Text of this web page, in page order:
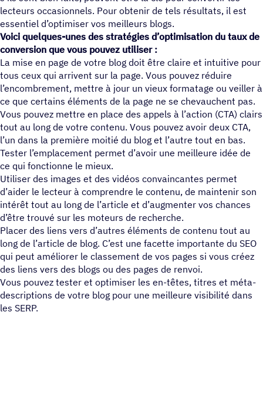
lecteurs occasionnels. Pour obtenir de tels résultats, il est
essentiel d’optimiser vos meilleurs blogs.
Voici quelques-unes des stratégies d’optimisation du taux de
conversion que vous pouvez utiliser :
La mise en page de votre blog doit être claire et intuitive pour
tous ceux qui arrivent sur la page. Vous pouvez réduire
l’encombrement, mettre à jour un vieux formatage ou veiller à
ce que certains éléments de la page ne se chevauchent pas.
Vous pouvez mettre en place des appels à l’action (CTA) clairs
tout au long de votre contenu. Vous pouvez avoir deux CTA,
l’un dans la première moitié du blog et l’autre tout en bas.
Tester l’emplacement permet d’avoir une meilleure idée de
ce qui fonctionne le mieux.
Utiliser des images et des vidéos convaincantes permet
d’aider le lecteur à comprendre le contenu, de maintenir son
intérêt tout au long de l’article et d’augmenter vos chances
d’être trouvé sur les moteurs de recherche.
Placer des liens vers d’autres éléments de contenu tout au
long de l’article de blog. C’est une facette importante du SEO
qui peut améliorer le classement de vos pages si vous créez
des liens vers des blogs ou des pages de renvoi.
Vous pouvez tester et optimiser les en-têtes, titres et méta-
descriptions de votre blog pour une meilleure visibilité dans
les SERP.